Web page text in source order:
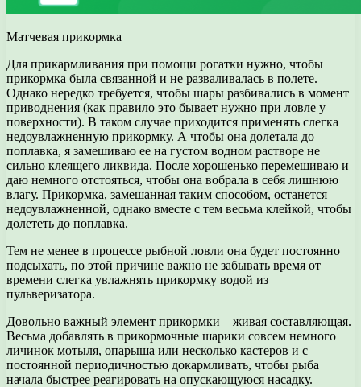
Матчевая прикормка
Для прикармливания при помощи рогатки нужно, чтобы
прикормка была связанной и не разваливалась в полете.
Однако нередко требуется, чтобы шары разбивались в момент
приводнения (как правило это бывает нужно при ловле у
поверхности). В таком случае приходится применять слегка
недоувлажненную прикормку. А чтобы она долетала до
поплавка, я замешиваю ее на густом водном растворе не
сильно клеящего ликвида. После хорошенько перемешиваю и
даю немного отстояться, чтобы она вобрала в себя лишнюю
влагу. Прикормка, замешанная таким способом, останется
недоувлажненной, однако вместе с тем весьма клейкой, чтобы
долететь до поплавка.
Тем не менее в процессе рыбной ловли она будет постоянно
подсыхать, по этой причине важно не забывать время от
времени слегка увлажнять прикормку водой из
пульверизатора.
Довольно важный элемент прикормки – живая составляющая.
Весьма добавлять в прикормочные шарики совсем немного
личинок мотыля, опарыша или несколько кастеров и с
постоянной периодичностью докармливать, чтобы рыба
начала быстрее реагировать на опускающуюся насадку.